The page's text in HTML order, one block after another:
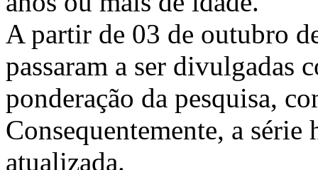
A partir de 03 de outubro
passaram a ser divulgadas
ponderação da pesquisa,
Consequentemente, a
atualizada.